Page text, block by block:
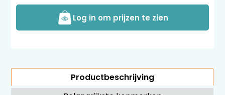
Log in om prijzen te zien
Productbeschrijving